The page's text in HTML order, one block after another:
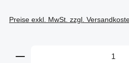
Preise exkl. MwSt. zzgl.
Produkt Anzahl: Gib den